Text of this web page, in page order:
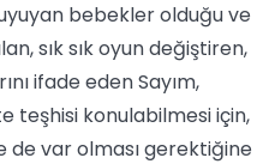
bebekler olduğu ve
sık sık oyun değiştiren,
ifade eden Sayım,
teşhisi konulabilmesi için,
de var olması gerektiğine